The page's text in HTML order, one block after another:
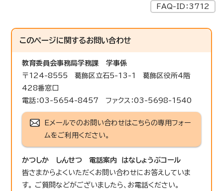
FAQ-ID：3712
このページに関するお問い合わせ
教育委員会事務局学務課
学事係
〒124-8555 葛飾区立石5-13-1 葛飾区役所4階
428番窓口
電話：03-5654-8457 ファクス：03-5698-1540
Eメールでのお問い合わせはこちらの専用フォー
ムをご利用ください。
かつしか しんせつ 電話案内 はなしょうぶコール
皆さまからよくいただくお問い合わせにお答えしていま
す。 ご質問などがございましたら、お電話ください。